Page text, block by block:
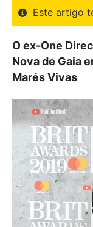
Este artigo
O ex-One
Nova de Gaia
Marés Vivas